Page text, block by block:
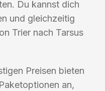
Du kannst dich
und gleichzeitig
Trier nach Tarsus
Preisen bieten
an,